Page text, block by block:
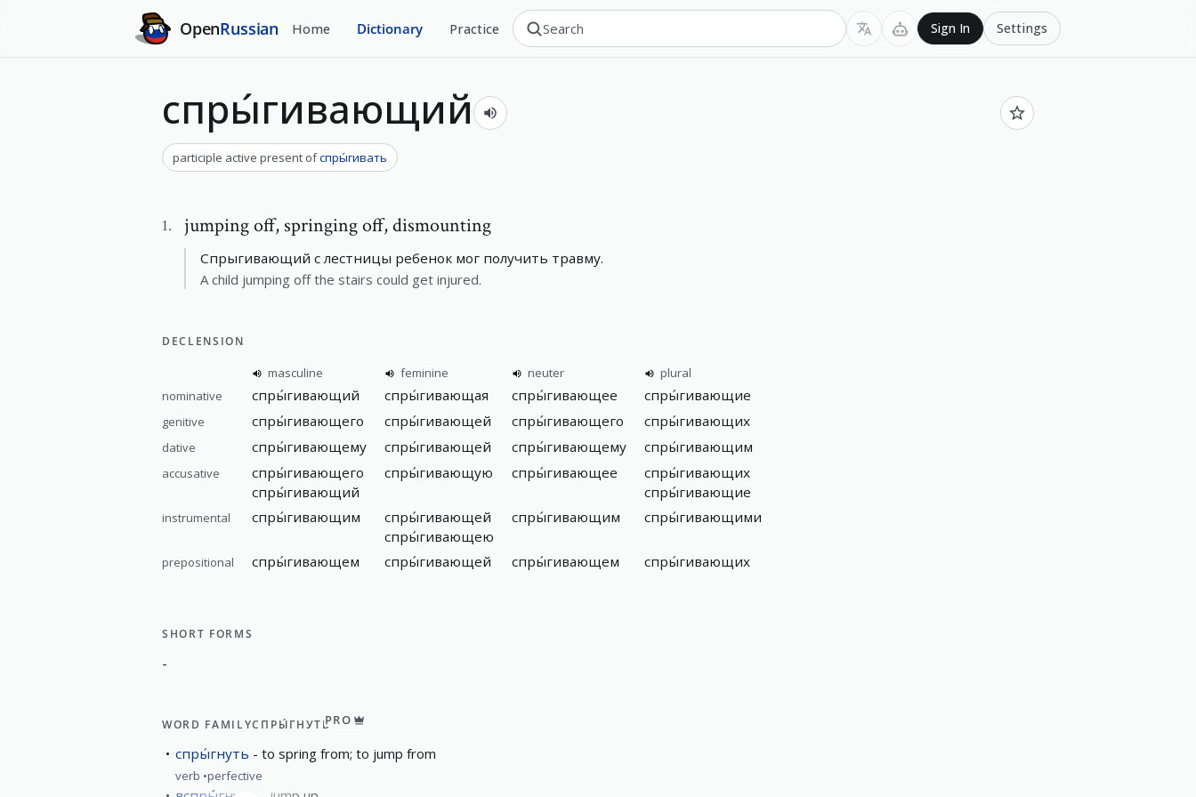
OpenRussian Home Dictionary Practice Sign In Settings
спры́гивающий
participle active present ofспры́гивать
1. jumping off, springing off, dismounting
Спрыгивающий с лестницы ребенок мог получить травму.
A child jumping off the stairs could get injured.
DECLENSION
masculine feminine neuter
plural
nominative
спры́гивающий спры́гивающая спры́гивающее спры́гивающие
genitive спры́гивающего спры́гивающей спры́гивающего спры́гивающих
dative спры́гивающему спры́гивающей спры́гивающему спры́гивающим
accusative
спры́гивающего
спры́гивающий
спры́гивающую спры́гивающее
спры́гивающих
спры́гивающие
instrumental спры́гивающим
спры́гивающей
спры́гивающею
спры́гивающим спры́гивающими
prepositional спры́гивающем спры́гивающей спры́гивающем спры́гивающих
SHORT FORMS
-
WORD FAMILYСПРЫ́ГНУТЬPRO
спры́гнуть to spring from; to jump from
verb perfective